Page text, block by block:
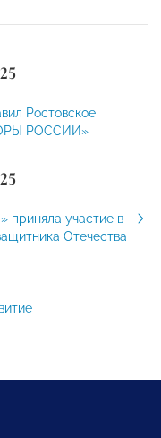
Ростовское
РОССИИ»
участие в
Отечества